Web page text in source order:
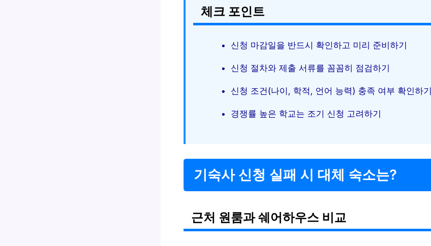
체크 포인트
신청 마감일을 반드시 확인하고 미리 준비하기
신청 절차와 제출 서류를 꼼꼼히 점검하기
신청 조건(나이, 학적, 언어 능력) 충족 여부 확인하기
경쟁률 높은 학교는 조기 신청 고려하기
기숙사 신청 실패 시 대체 숙소는?
근처 원룸과 쉐어하우스 비교